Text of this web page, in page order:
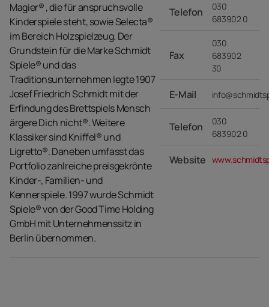
Magier® , die für anspruchsvolle
Kinderspiele steht, sowie Selecta®
im Bereich Holzspielzeug. Der
Grundstein für die Marke Schmidt
Spiele® und das
Traditionsunternehmen legte 1907
Josef Friedrich Schmidt mit der
Erfindung des Brettspiels Mensch
ärgere Dich nicht®. Weitere
Klassiker sind Kniffel® und
Ligretto®. Daneben umfasst das
Portfolio zahlreiche preisgekrönte
Kinder-, Familien- und
Kennerspiele. 1997 wurde Schmidt
Spiele® von der Good Time Holding
GmbH mit Unternehmenssitz in
Berlin übernommen.
Telefon
030
683902 0
Fax
030
683902
30
E-Mail
Telefon
030
683902 0
Website